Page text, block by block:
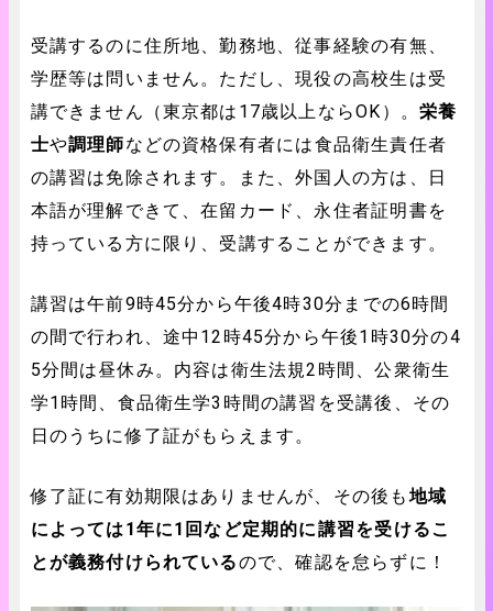
受講するのに住所地、勤務地、従事経験の有無、
学歴等は問いません。ただし、現役の高校生は受
講できません（東京都は17歳以上ならOK）。 栄養
士や調理師などの資格保有者には食品衛生責任者
の講習は免除されます。また、外国人の方は、日
本語が理解できて、在留カード、永住者証明書を
持っている方に限り、受講することができます。
講習は午前9時45分から午後4時30分までの6時間
の間で行われ、途中12時45分から午後1時30分の4
5分間は昼休み。内容は衛生法規2時間、公衆衛生
学1時間、食品衛生学3時間の講習を受講後、その
日のうちに修了証がもらえます。
修了証に有効期限はありませんが、その後も 地域
によっては1年に1回など定期的に講習を受けるこ
とが義務付けられているので、確認を怠らずに！